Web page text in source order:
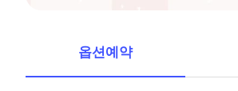
옵션예약